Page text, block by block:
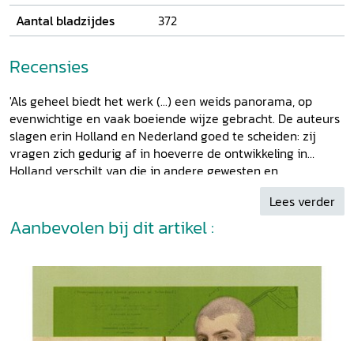
Aantal bladzijdes
372
Recensies
'Als geheel biedt het werk (...) een weids panorama, op
evenwichtige en vaak boeiende wijze gebracht. De auteurs
slagen erin Holland en Nederland goed te scheiden: zij
vragen zich gedurig af in hoeverre de ontwikkeling in
Holland verschilt van die in andere gewesten en
concentreren zich op de Hollandse eigenaardigheden.'
(2003) 10.Lees verder
Aanbevolen bij dit artikel :